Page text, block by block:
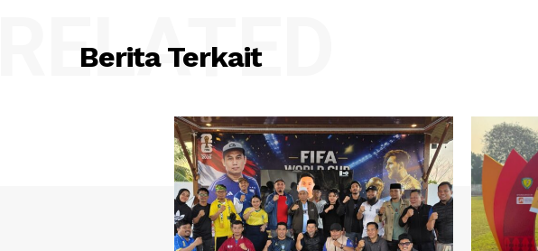
Berita Terkait
RELATED